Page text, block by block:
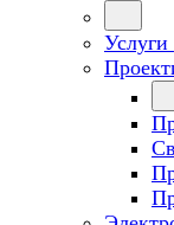
Услуги